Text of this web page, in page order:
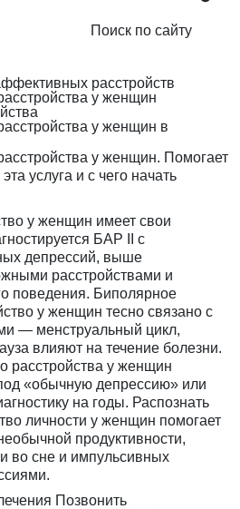
Поиск по сайту
расстройств
у женщин
у женщин в
у женщин. Помогает
услуга и с чего начать
у женщин имеет свои
БАР II с
депрессий, выше
расстройствами и
поведения. Биполярное
у женщин тесно связано с
— менструальный цикл,
влияют на течение болезни.
расстройства у женщин
«обычную депрессию» или
на годы. Распознать
личности у женщин помогает
продуктивности,
во сне и импульсивных
Позвонить